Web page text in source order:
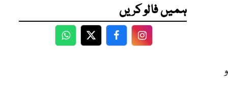
ہمیں فالو کریں
WhatsApp
TwitterFacebookFacebook